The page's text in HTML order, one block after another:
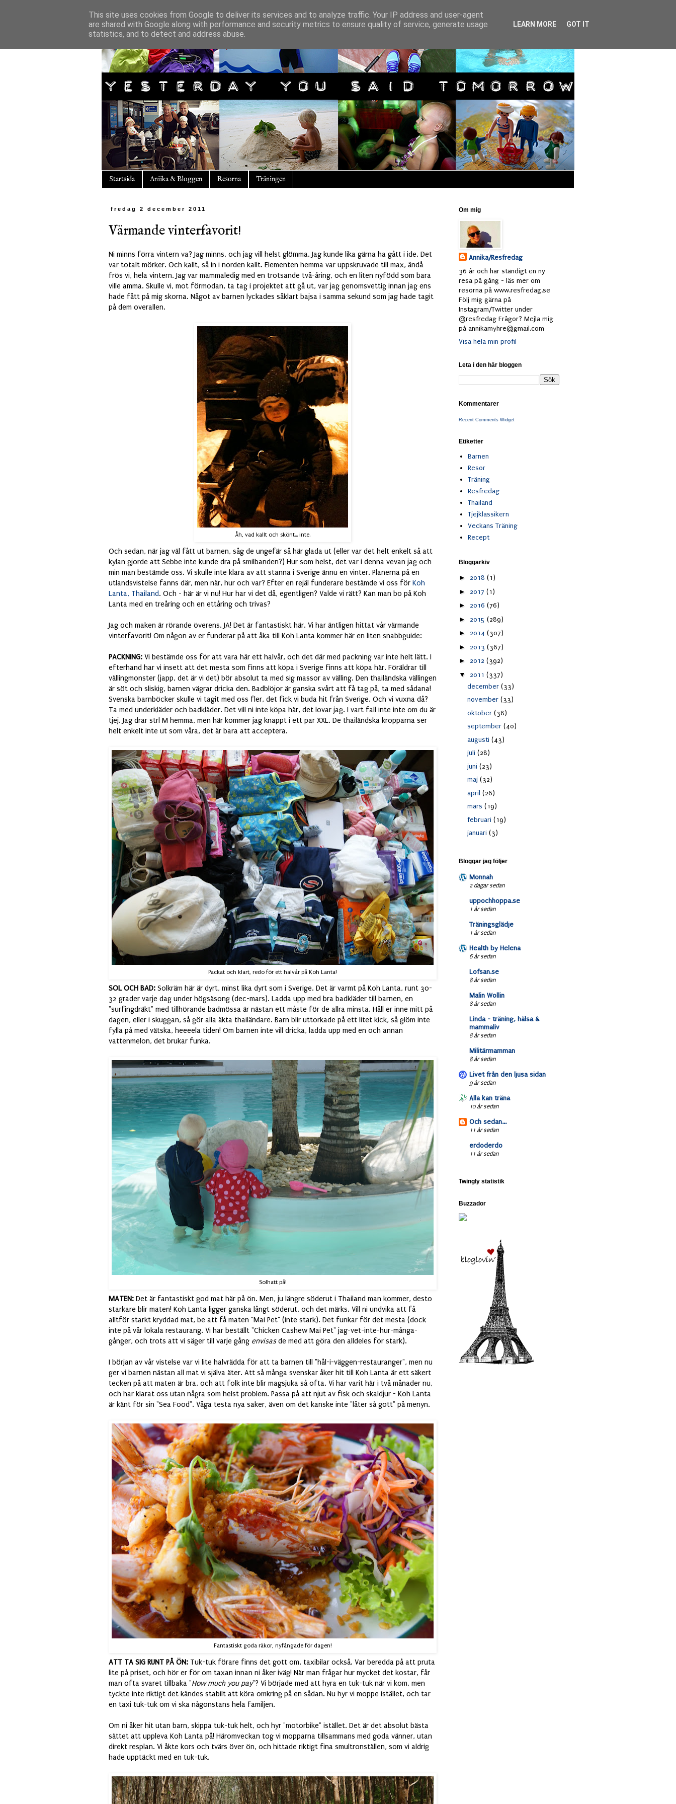
Startsida Aniika & Bloggen Resorna Träningen
fredag 2 december 2011
Värmande vinterfavorit!
Ni minns förra vintern va? Jag minns, och jag vill helst glömma. Jag kunde lika gärna ha gått i ide. Det
var totalt mörker. Och kallt, så in i norden kallt. Elementen hemma var uppskruvade till max, ändå
frös vi, hela vintern. Jag var mammaledig med en trotsande två-åring, och en liten nyfödd som bara
ville amma. Skulle vi, mot förmodan, ta tag i projektet att gå ut, var jag genomsvettig innan jag ens
hade fått på mig skorna. Något av barnen lyckades såklart bajsa i samma sekund som jag hade tagit
på dem overallen.
Åh, vad kallt och skönt... inte.
Och sedan, när jag väl fått ut barnen, såg de ungefär så här glada ut (eller var det helt enkelt så att
kylan gjorde att Sebbe inte kunde dra på smilbanden?) Hur som helst, det var i denna vevan jag och
min man bestämde oss. Vi skulle inte klara av att stanna i Sverige ännu en vinter. Planerna på en
utlandsvistelse fanns där, men när, hur och var? Efter en rejäl funderare bestämde vi oss för Koh
Lanta, Thailand. Och - här är vi nu! Hur har vi det då, egentligen? Valde vi rätt? Kan man bo på Koh
Lanta med en treåring och en ettåring och trivas?
Jag och maken är rörande överens. JA! Det är fantastiskt här. Vi har äntligen hittat vår värmande
vinterfavorit! Om någon av er funderar på att åka till Koh Lanta kommer här en liten snabbguide:
PACKNING: Vi bestämde oss för att vara här ett halvår, och det där med packning var inte helt lätt. I
efterhand har vi insett att det mesta som finns att köpa i Sverige finns att köpa här. Föräldrar till
vällingmonster (japp, det är vi det) bör absolut ta med sig massor av välling. Den thailändska vällingen
är söt och sliskig, barnen vägrar dricka den. Badblöjor är ganska svårt att få tag på, ta med sådana!
Svenska barnböcker skulle vi tagit med oss fler, det fick vi buda hit från Sverige. Och vi vuxna då?
Ta med underkläder och badkläder. Det vill ni inte köpa här, det lovar jag. I vart fall inte inte om du är
tjej. Jag drar strl M hemma, men här kommer jag knappt i ett par XXL. De thailändska kropparna ser
helt enkelt inte ut som våra, det är bara att acceptera.
Packat och klart, redo för ett halvår på Koh Lanta!
SOL OCH BAD: Solkräm här är dyrt, minst lika dyrt som i Sverige. Det är varmt på Koh Lanta, runt 30-
32 grader varje dag under högsäsong (dec-mars). Ladda upp med bra badkläder till barnen, en
"surfingdräkt" med tillhörande badmössa är nästan ett måste för de allra minsta. Håll er inne mitt på
dagen, eller i skuggan, så gör alla äkta thailändare. Barn blir uttorkade på ett litet kick, så glöm inte
fylla på med vätska, heeeela tiden! Om barnen inte vill dricka, ladda upp med en och annan
vattenmelon, det brukar funka.
Solhatt på!
MATEN: Det är fantastiskt god mat här på ön. Men, ju längre söderut i Thailand man kommer, desto
starkare blir maten! Koh Lanta ligger ganska långt söderut, och det märks. Vill ni undvika att få
alltför starkt kryddad mat, be att få maten "Mai Pet" (inte stark). Det funkar för det mesta (dock
inte på vår lokala restaurang. Vi har beställt "Chicken Cashew Mai Pet" jag-vet-inte-hur-många-
gånger, och trots att vi säger till varje gång envisasde med att göra den alldeles för stark).
I början av vår vistelse var vi lite halvrädda för att ta barnen till "hål-i-väggen-restauranger", men nu
ger vi barnen nästan all mat vi själva äter. Att så många svenskar åker hit till Koh Lanta är ett säkert
tecken på att maten är bra, och att folk inte blir magsjuka så ofta. Vi har varit här i två månader nu,
och har klarat oss utan några som helst problem. Passa på att njut av fisk och skaldjur - Koh Lanta
är känt för sin "Sea Food". Våga testa nya saker, även om det kanske inte "låter så gott" på menyn.
Fantastiskt goda räkor, nyfångade för dagen!
ATT TA SIG RUNT PÅ ÖN: Tuk-tuk förare finns det gott om, taxibilar också. Var beredda på att pruta
lite på priset, och hör er för om taxan innan ni åker iväg! När man frågar hur mycket det kostar, får
man ofta svaret tillbaka "How much you pay"? Vi började med att hyra en tuk-tuk när vi kom, men
tyckte inte riktigt det kändes stabilt att köra omkring på en sådan. Nu hyr vi moppe istället, och tar
en taxi tuk-tuk om vi ska någonstans hela familjen.
Om ni åker hit utan barn, skippa tuk-tuk helt, och hyr "motorbike" istället. Det är det absolut bästa
sättet att uppleva Koh Lanta på! Häromveckan tog vi mopparna tillsammans med goda vänner, utan
direkt resplan. Vi åkte kors och tvärs över ön, och hittade riktigt fina smultronställen, som vi aldrig
hade upptäckt med en tuk-tuk.
Om mig
Annika/Resfredag
36 år och har ständigt en ny
resa på gång - läs mer om
resorna på www.resfredag.se
Följ mig gärna på
Instagram/Twitter under
@resfredag Frågor? Mejla mig
på annikamyhre@gmail.com
Visa hela min profil
Leta i den här bloggen
Kommentarer
Recent Comments Widget
Etiketter
Barnen
Resor
Träning
Resfredag
Thailand
Tjejklassikern
Veckans Träning
Recept
Bloggarkiv
► 2018 (1)
► 2017 (1)
► 2016 (76)
► 2015 (289)
► 2014 (307)
► 2013 (367)
► 2012 (392)
▼ 2011 (337)
december (33)
november (33)
oktober (38)
september (40)
augusti (43)
juli (28)
juni (23)
maj (32)
april (26)
mars (19)
februari (19)
januari (3)
Bloggar jag följer
Monnah
2 dagar sedan
uppochhoppa.se
1 år sedan
Träningsglädje
1 år sedan
Health by Helena
6 år sedan
Lofsan.se
8 år sedan
Malin Wollin
8 år sedan
Linda - träning, hälsa &
mammaliv
8 år sedan
Militärmamman
8 år sedan
Livet från den ljusa sidan
9 år sedan
Alla kan träna
10 år sedan
Och sedan...
11 år sedan
erdoderdo
11 år sedan
Twingly statistik
Buzzador
This site uses cookies from Google to deliver its services and to analyze traffic. Your IP address and user-agent
are shared with Google along with performance and security metrics to ensure quality of service, generate usage
statistics, and to detect and address abuse.
LEARN MORE GOT IT